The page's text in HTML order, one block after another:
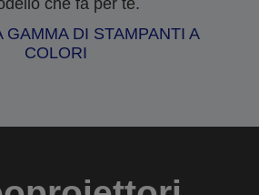
che fa per te.
GAMMA DI STAMPANTI A
COLORI